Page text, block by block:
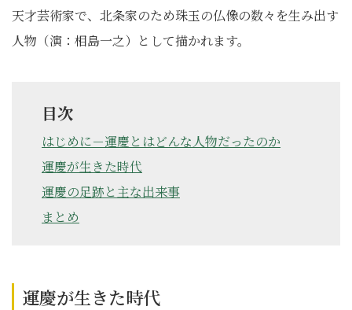
天才芸術家で、北条家のため珠玉の仏像の数々を生み出す
人物（演：相島一之）として描かれます。
目次
はじめに－運慶とはどんな人物だったのか
運慶が生きた時代
運慶の足跡と主な出来事
まとめ
運慶が生きた時代